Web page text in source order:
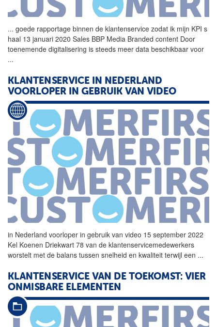
... goede rapportage binnen de klantenservice zodat ik mijn KPI s
haal 13 januari 2020 Sales BBP Media Branded content Door
toenemende digitalisering is steeds meer data beschikbaar voor
...
KLANTENSERVICE IN NEDERLAND
VOORLOPER IN GEBRUIK VAN VIDEO
in Nederland voorloper in gebruik van video 15 september 2022
Kel Koenen Driekwart 78 van de klantenservicemedewerkers
worstelt met de balans tussen snelheid en kwaliteit terwijl een ...
KLANTENSERVICE VAN DE TOEKOMST: VIER
ONMISBARE ELEMENTEN